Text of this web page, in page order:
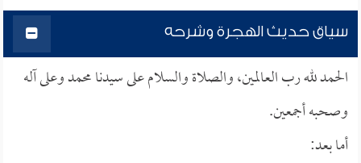
سياق حديث الهجرة وشرحه
الحمد لله رب العالمين، والصلاة والسلام على سيدنا محمد وعلى آله
وصحبه أجمعين.
أما بعد: